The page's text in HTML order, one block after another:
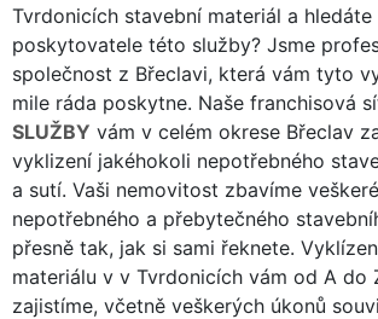
Tvrdonicích stavební materiál a hledáte
poskytovatele této služby? Jsme
společnost z Břeclavi, která vám tyto
mile ráda poskytne. Naše franchisová
SLUŽBY vám v celém okrese Břeclav
vyklizení jakéhokoli nepotřebného
a sutí. Vaši nemovitost zbavíme
nepotřebného a přebytečného
přesně tak, jak si sami řeknete.
materiálu v v Tvrdonicích vám od A do
zajistíme, včetně veškerých úkonů